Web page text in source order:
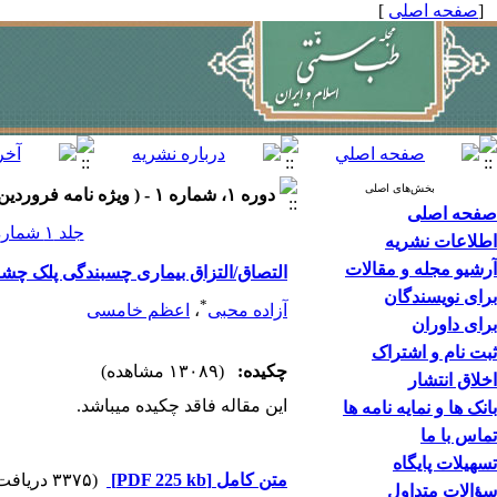
[صفحه اصلی ]
بخش‌های اصلی
صفحه اصلی
اطلاعات نشریه
آرشیو مجله و مقالات
برای نویسندگان
برای داوران
ثبت نام و اشتراک
اخلاق انتشار
بانک ها و نمایه نامه ها
تماس با ما
تسهیلات پایگاه
سؤالات متداول
دوره ۱، شماره ۱ - ( ويژه نامه فروردين ۱۳۸۹ )
جلد ۱ شماره ۱ صفحات ۷۲-۶۹
التصاق/التزاق بیماری چسبندگی پلک
آزاده محبی*، اعظم خامسی
چکیده:
(۱۳۰۸۹ مشاهده)
این مقاله فاقد چکیده می​باشد.
متن کامل [PDF 225 kb] (۳۳۷۵ دریافت)